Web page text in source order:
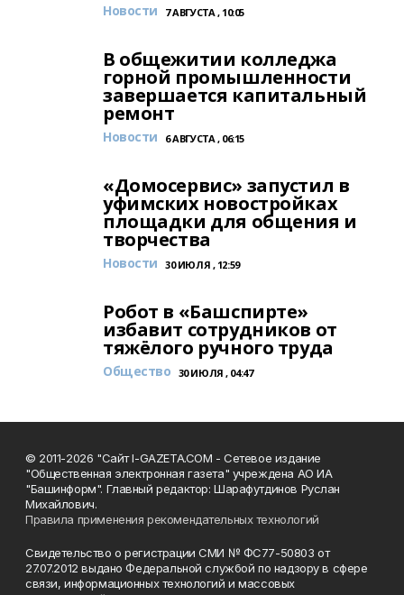
Новости 7 АВГУСТА , 10:05
В общежитии колледжа
горной промышленности
завершается капитальный
ремонт
Новости 6 АВГУСТА , 06:15
«Домосервис» запустил в
уфимских новостройках
площадки для общения и
творчества
Новости 30 ИЮЛЯ , 12:59
Робот в «Башспирте»
избавит сотрудников от
тяжёлого ручного труда
Общество 30 ИЮЛЯ , 04:47
© 2011-2026 "Сайт I-GAZETA.COM - Сетевое издание
"Общественная электронная газета" учреждена АО ИА
"Башинформ". Главный редактор: Шарафутдинов Руслан
Михайлович.
Правила применения рекомендательных технологий
Свидетельство о регистрации СМИ № ФС77-50803 от
27.07.2012 выдано Федеральной службой по надзору в сфере
связи, информационных технологий и массовых